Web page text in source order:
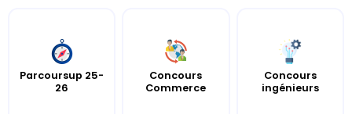
Parcoursup 25-
26
Concours
Commerce
Concours
ingénieurs